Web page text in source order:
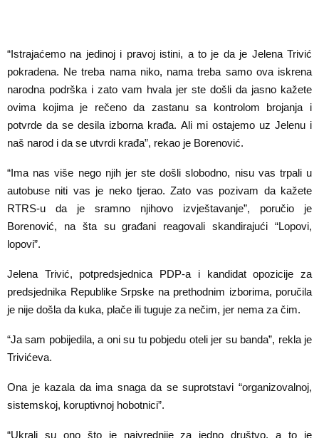
“Istrajaćemo na jedinoj i pravoj istini, a to je da je Jelena Trivić
pokradena. Ne treba nama niko, nama treba samo ova iskrena
narodna podrška i zato vam hvala jer ste došli da jasno kažete
ovima kojima je rečeno da zastanu sa kontrolom brojanja i
potvrde da se desila izborna krađa. Ali mi ostajemo uz Jelenu i
naš narod i da se utvrdi krađa”, rekao je Borenović.
“Ima nas više nego njih jer ste došli slobodno, nisu vas trpali u
autobuse niti vas je neko tjerao. Zato vas pozivam da kažete
RTRS-u da je sramno njihovo izvještavanje”, poručio je
Borenović, na šta su građani reagovali skandirajući “Lopovi,
lopovi”.
Jelena Trivić, potpredsjednica PDP-a i kandidat opozicije za
predsjednika Republike Srpske na prethodnim izborima, poručila
je nije došla da kuka, plače ili tuguje za nečim, jer nema za čim.
“Ja sam pobijedila, a oni su tu pobjedu oteli jer su banda”, rekla je
Trivićeva.
Ona je kazala da ima snaga da se suprotstavi “organizovalnoj,
sistemskoj, koruptivnoj hobotnici”.
“Ukrali su ono što je najvrednije za jedno društvo, a to je